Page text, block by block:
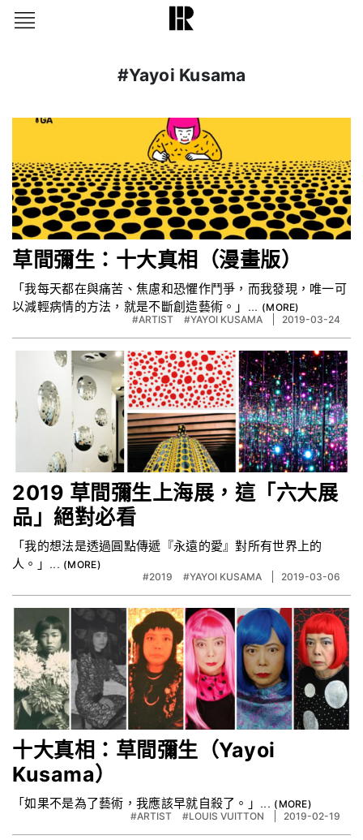
#Yayoi Kusama
草間彌生：十大真相（漫畫版）
「我每天都在與痛苦、焦慮和恐懼作鬥爭，而我發現，唯一可
以減輕病情的方法，就是不斷創造藝術。」...
#ARTIST #YAYOI KUSAMA 2019-03-24
2019 草間彌生上海展，這「六大展
品」絕對必看
「我的想法是透過圓點傳遞『永遠的愛』對所有世界上的
人。」...
#2019 #YAYOI KUSAMA 2019-03-06
十大真相：草間彌生（Yayoi
Kusama）
「如果不是為了藝術，我應該早就自殺了。」...
#ARTIST #LOUIS VUITTON 2019-02-19